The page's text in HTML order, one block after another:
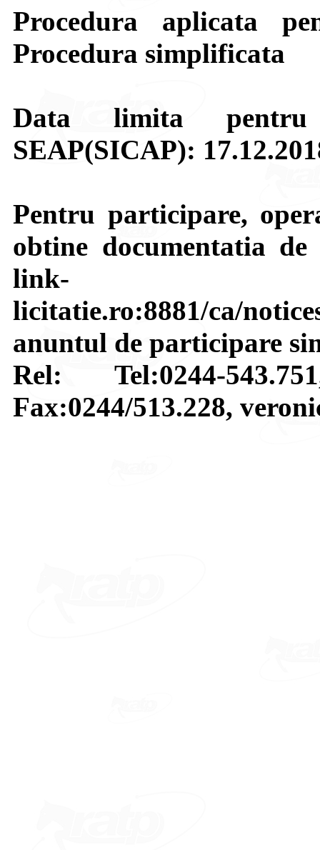
Procedura aplicata
Procedura simplificata
Data limita
SEAP(SICAP):
Pentru participare,
obtine documentatia
link-
licitatie.ro:8881/ca/
anuntul de participare
Rel: Tel:0244-
Fax:0244/513.228,